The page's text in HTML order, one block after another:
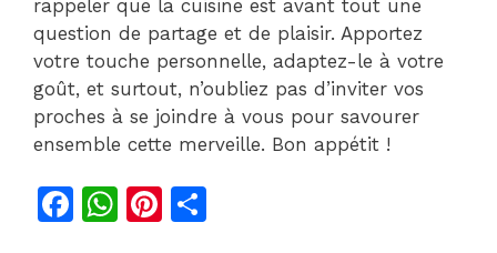
rappeler que la cuisine est avant tout une
question de partage et de plaisir. Apportez
votre touche personnelle, adaptez-le à votre
goût, et surtout, n’oubliez pas d’inviter vos
proches à se joindre à vous pour savourer
ensemble cette merveille. Bon appétit !
F
W Pi